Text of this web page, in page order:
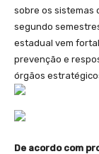
sobre os sistemas
segundo
estadual vem
prevenção e
órgãos
De acordo com